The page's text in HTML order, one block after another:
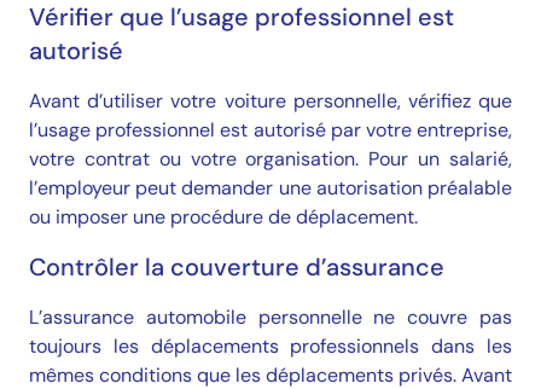
Vérifier que l’usage professionnel est
autorisé
Avant d’utiliser votre voiture personnelle, vérifiez que
l’usage professionnel est autorisé par votre entreprise,
votre contrat ou votre organisation. Pour un salarié,
l’employeur peut demander une autorisation préalable
ou imposer une procédure de déplacement.
Contrôler la couverture d’assurance
L’assurance automobile personnelle ne couvre pas
toujours les déplacements professionnels dans les
mêmes conditions que les déplacements privés. Avant